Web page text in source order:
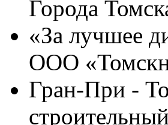
Города
«За лучшее
ООО
Гран-При -